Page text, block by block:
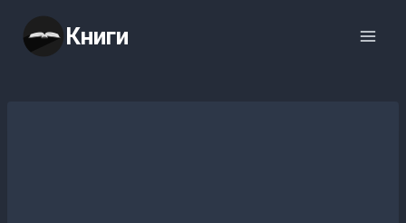
содержимому
Книги